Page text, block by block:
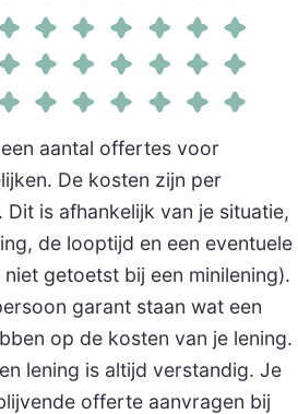
aantal offertes voor
De kosten zijn per
is afhankelijk van je situatie,
de looptijd en een eventuele
getoetst bij een minilening).
garant staan wat een
op de kosten van je lening.
lening is altijd verstandig. Je
offerte aanvragen bij